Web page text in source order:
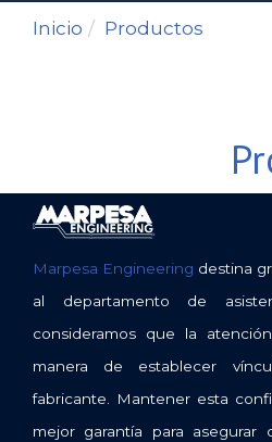
Inicio Productos
Marpesa Engineering destina
al departamento de
consideramos que la
manera de establecer
fabricante. Mantener esta
mejor garantía para